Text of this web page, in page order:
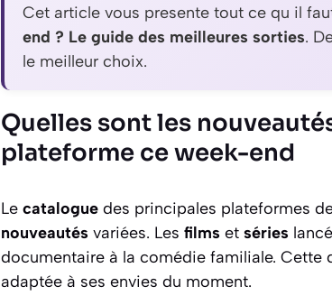
Cet article vous presente tout ce qu il
end ? Le guide des meilleures sorties.
le meilleur choix.
Quelles sont les
plateforme ce week-end
Le catalogue des principales plateformes
nouveautés variées. Les films et séries
documentaire à la comédie familiale. Cette
adaptée à ses envies du moment.